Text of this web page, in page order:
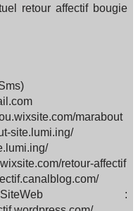
retour affectif bougie
marabout
site.lumi.ing/
retour-affectif
: